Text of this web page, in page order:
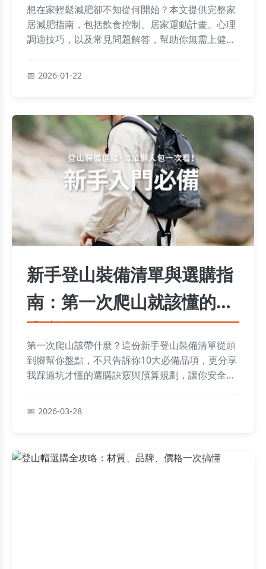
想在家輕鬆減肥卻不知從何開始？本文提供完整家
居減肥指南，包括飲食控制、居家運動計畫、心理
調適技巧，以及常見問題解答，幫助你無需上健身
2026-01-22
新手登山裝備清單與選購指
南：第一次爬山就該懂的10
大必備品
第一次爬山該帶什麼？這份新手登山裝備清單從頭
到腳幫你盤點，不只告訴你10大必備品項，更分享
我踩過坑才懂的選購訣竅與預算規劃，讓你安全又
2026-03-28